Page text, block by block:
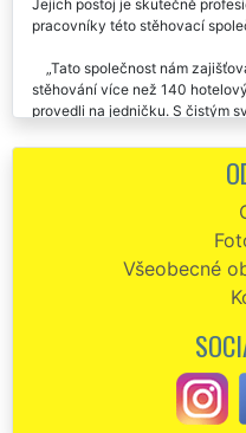
odvíjel absolutně perfektně.
Jejich postoj je skutečně
Tato společnost nám
stěhování více než 140
Stěhování ubytovny v
práce. Doporučuju a moc
Potřebovali jsme obměnit
včetně kompletní dopravy se
Kompletní nastěhování nového
etap klaplo vždy přesně tak,
Musím je pochválit za jejich
a skvěle odvedenou práci.
Moc jsem chtěla touto
Všeobecné